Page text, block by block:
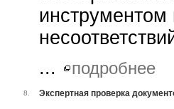
...
подробнее
8. Экспертная проверка